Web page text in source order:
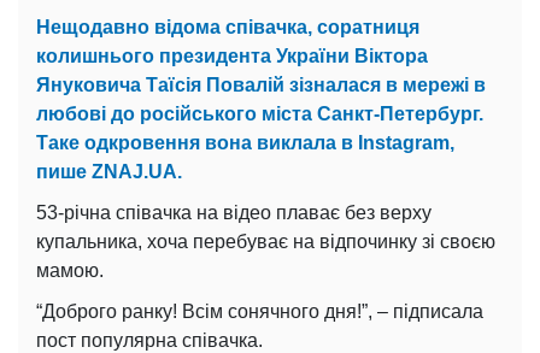
Нещодавно відома співачка, соратниця
колишнього президента України Віктора
Януковича Таїсія Повалій зізналася в мережі в
любові до російського міста Санкт-Петербург.
Таке одкровення вона виклала в Instagram,
пише ZNAJ.UA.
53-річна співачка на відео плаває без верху
купальника, хоча перебуває на відпочинку зі своєю
мамою.
“Доброго ранку! Всім сонячного дня!”, – підписала
пост популярна співачка.